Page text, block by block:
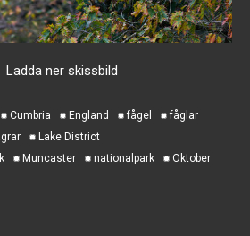
Ladda ner skissbild
Cumbria England fågel
fåglar
Lake District
Muncaster nationalpark Oktober